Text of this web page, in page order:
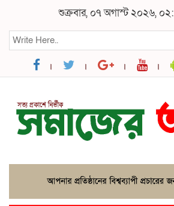
শুক্রবার, ০৭ অগাস্ট ২০২৬,